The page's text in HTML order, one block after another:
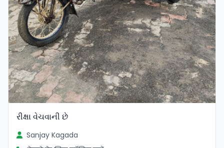
રીક્ષા વેચવાની છે
Sanjay Kagada